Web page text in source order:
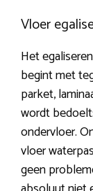
Vloer
Het
begint met
parket,
wordt
ondervloer.
vloer
geen